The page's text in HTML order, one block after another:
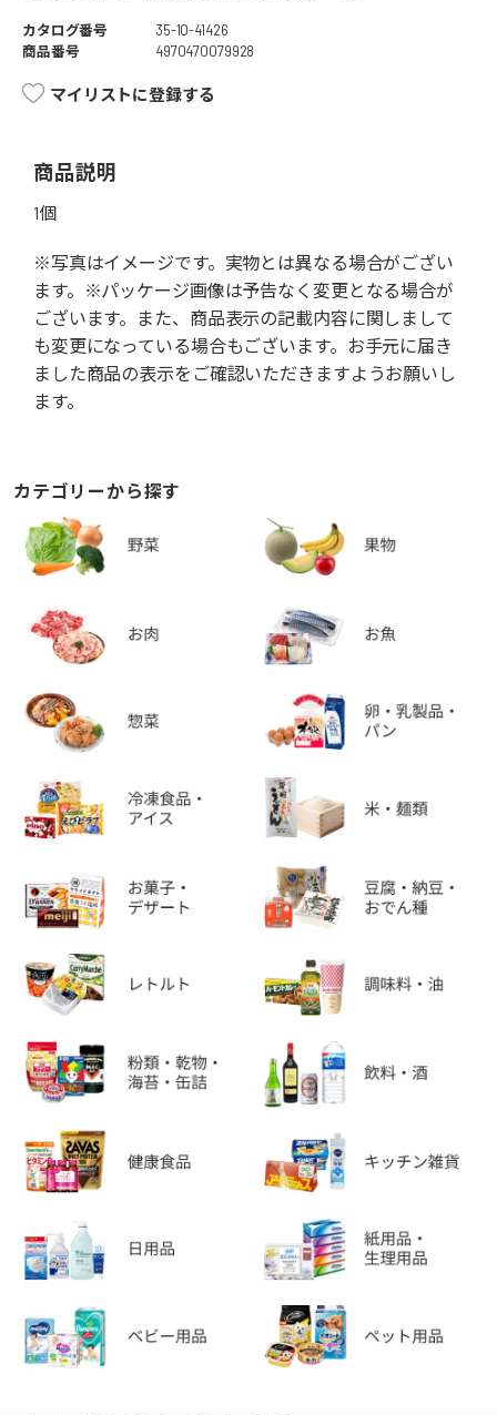
カタログ番号
35-10-41426
商品番号
4970470079928
マイリストに登録する
商品説明
1個
※写真はイメージです。実物とは異なる場合がござい
ます。※パッケージ画像は予告なく変更となる場合が
ございます。また、商品表示の記載内容に関しまして
も変更になっている場合もございます。お手元に届き
ました商品の表示をご確認いただきますようお願いし
ます。
カテゴリーから探す